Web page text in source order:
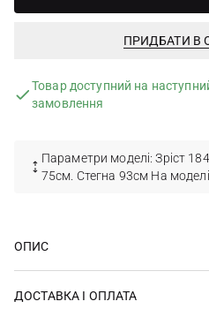
ПРИДБАТИ В
Товар доступний на
замовлення
Параметри моделі: Зріст
75см. Стегна 93см На
ОПИС
ДОСТАВКА І ОПЛАТА